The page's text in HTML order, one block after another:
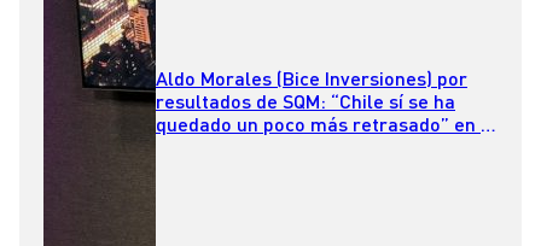
Aldo Morales (Bice Inversiones) por
resultados de SQM: “Chile sí se ha
quedado un poco más retrasado” en la